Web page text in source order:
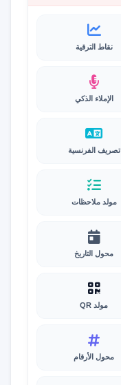
نقاط الترقية
الإملاء الذكي
تصريف الفرنسية
مولد ملاحظات
محول التاريخ
مولد QR
محول الأرقام